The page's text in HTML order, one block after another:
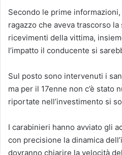
Secondo le prime informazioni,
ragazzo che aveva trascorso
ricevimenti della vittima,
l’impatto il conducente si
Sul posto sono intervenuti i
ma per il 17enne non c’è stato
riportate nell’investimento si
I carabinieri hanno avviato gli
con precisione la dinamica
dovranno chiarire la velocità